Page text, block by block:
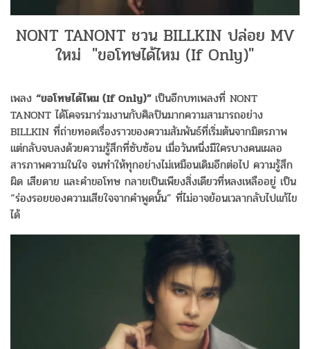
NONT TANONT ชวน BILLKIN ปล่อย MV
ใหม่ "ขอโทษได้ไหม (If Only)"
เพลง “ขอโทษได้ไหม (If Only)” เป็นอีกบทเพลงที่ NONT
TANONT ได้โคจรมาร่วมงานกับศิลปินมากความสามารถอย่าง
BILLKIN ที่ถ่ายทอดเรื่องราวของความสัมพันธ์ที่เริ่มต้นจากมิตรภาพ
แต่กลับจบลงด้วยความรู้สึกที่ซับซ้อน เมื่อวันหนึ่งมีใครบางคนเผลอ
สารภาพความในใจ จนทำให้ทุกอย่างไม่เหมือนเดิมอีกต่อไป ความรู้สึก
ผิด เสียดาย และคำขอโทษ กลายเป็นเพียงสิ่งเดียวที่หลงเหลืออยู่ เป็น
“ร่องรอยของความเสียใจจากคำพูดนั้น” ที่ไม่อาจย้อนเวลากลับไปแก้ไข
ได้